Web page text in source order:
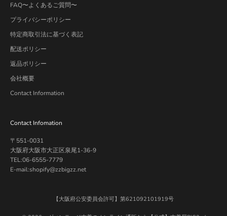
FAQ〜よくあるご質問〜
プライバシーポリシー
特定商取引法に基づく表記
配送ポリシー
返品ポリシー
会社概要
Contact Information
Contact Infomation
〒551-0031
大阪府大阪市大正区泉尾1-36-9
TEL:06-6555-7779
E-mail:shopify@zzbigzz.net
【大阪府公安委員会許可】第621092101919号